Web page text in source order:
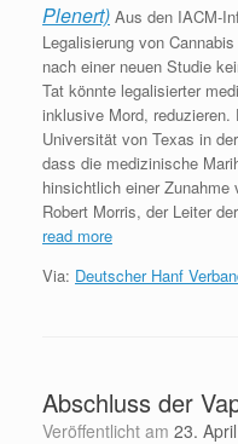
Plenert) Aus den IACM-
Legalisierung von
nach einer neuen Studie
Tat könnte legalisierter
inklusive Mord,
Universität von Texas in
dass die medizinische
hinsichtlich einer Zunahme
Robert Morris, der Leiter
read more
Via: Deutscher Hanf
Abschluss der
Veröffentlicht am 23.